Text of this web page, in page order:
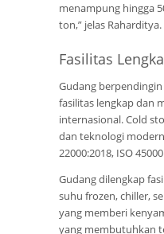
menampung hingga
ton,” jelas Raharditya.
Fasilitas
Gudang
fasilitas lengkap dan
internasional. Cold
dan teknologi
22000:2018, ISO
Gudang dilengkap
suhu frozen, chiller,
yang memberi
yang membutuhkan